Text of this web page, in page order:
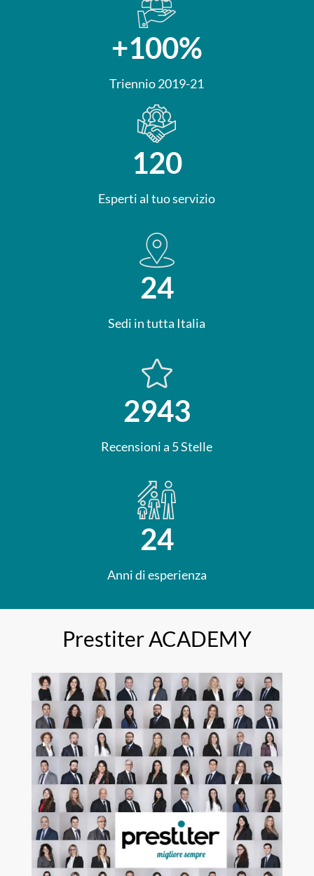
+100%
Triennio 2019-21
120
Esperti al tuo servizio
24
Sedi in tutta Italia

2943
Recensioni a 5 Stelle
24
Anni di esperienza
Prestiter ACADEMY